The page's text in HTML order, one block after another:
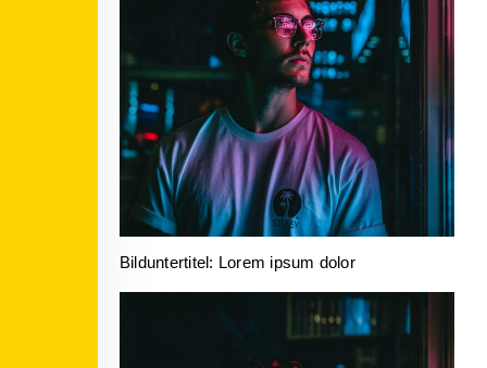
Bilduntertitel: Lorem ipsum dolor